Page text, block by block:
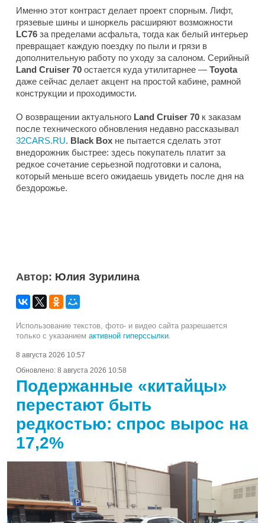
Именно этот контраст делает проект спорным. Лифт,
грязевые шины и шноркель расширяют возможности
LC76 за пределами асфальта, тогда как белый интерьер
превращает каждую поездку по пыли и грязи в
дополнительную работу по уходу за салоном. Серийный
Land Cruiser 70 остается куда утилитарнее — Toyota
даже сейчас делает акцент на простой кабине, рамной
конструкции и проходимости.
О возвращении актуального Land Cruiser 70 к заказам
после технического обновления недавно рассказывал
32CARS.RU. Black Box не пытается сделать этот
внедорожник быстрее: здесь покупатель платит за
редкое сочетание серьезной подготовки и салона,
который меньше всего ожидаешь увидеть после дня на
бездорожье.
Автор: Юлия Зурилина
Использование текстов, фото- и видео сайта разрешается
только с указанием активной гиперссылки
8 августа 2026 10:57
Обновлено: 8 августа 2026 10:58
Подержанные «китайцы»
перестают быть
редкостью: спрос вырос на
17,2%